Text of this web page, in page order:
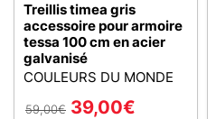
Treillis timea gris
accessoire pour armoire
tessa 100 cm en acier
galvanisé
COULEURS DU MONDE
59,00€ 39,00€